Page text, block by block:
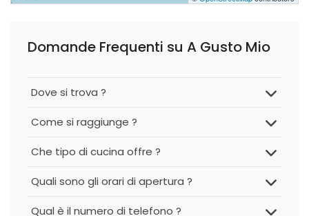
Domande Frequenti su A Gusto Mio
Dove si trova ?
Come si raggiunge ?
Che tipo di cucina offre ?
Quali sono gli orari di apertura ?
Qual è il numero di telefono ?